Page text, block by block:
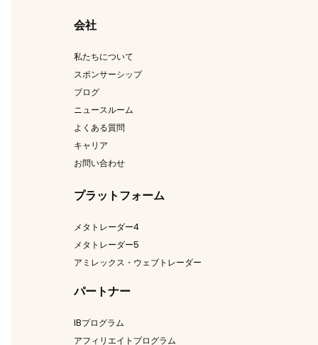
会社
私たちについて
スポンサーシップ
ブログ
ニュースルーム
よくある質問
キャリア
お問い合わせ
プラットフォーム
メタトレーダー4
メタトレーダー5
アミレックス・ウェブトレーダー
パートナー
IBプログラム
アフィリエイトプログラム